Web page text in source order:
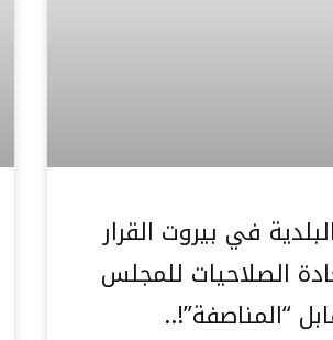
في بيروت القرار
الصلاحيات للمجلس
“المناصفة”!..